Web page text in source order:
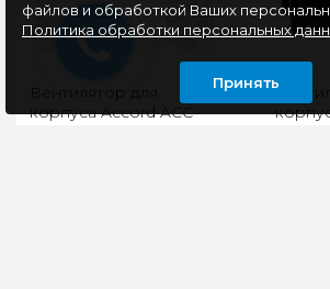
Вентилятор для
корпуса Accord ACC-
файлов и обработкой Ваших
Политика обработки персональных
Принять